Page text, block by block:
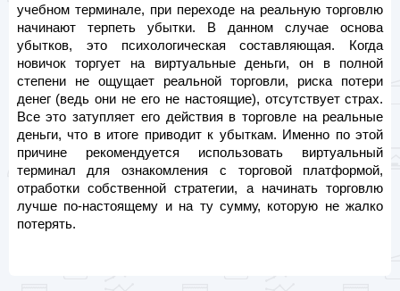
учебном терминале, при переходе на реальную торговлю
начинают терпеть убытки. В данном случае основа
убытков, это психологическая составляющая. Когда
новичок торгует на виртуальные деньги, он в полной
степени не ощущает реальной торговли, риска потери
денег (ведь они не его не настоящие), отсутствует страх.
Все это затупляет его действия в торговле на реальные
деньги, что в итоге приводит к убыткам. Именно по этой
причине рекомендуется использовать виртуальный
терминал для ознакомления с торговой платформой,
отработки собственной стратегии, а начинать торговлю
лучше по-настоящему и на ту сумму, которую не жалко
потерять.